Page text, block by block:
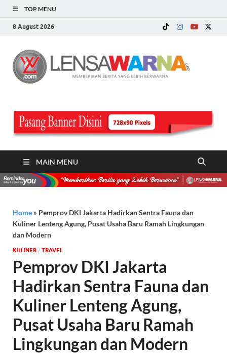
TOP MENU
8 August 2026
MAIN MENU
Home » Pemprov DKI Jakarta Hadirkan Sentra Fauna dan
Kuliner Lenteng Agung, Pusat Usaha Baru Ramah Lingkungan
dan Modern
KULINER / ‎TRAVEL
Pemprov DKI Jakarta
Hadirkan Sentra Fauna dan
Kuliner Lenteng Agung,
Pusat Usaha Baru Ramah
Lingkungan dan Modern